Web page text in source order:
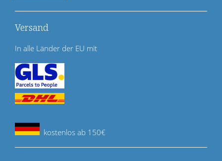
Versand
In alle Länder der EU mit
kostenlos ab 150€